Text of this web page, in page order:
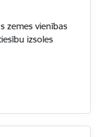
zemes vienības
izsoles